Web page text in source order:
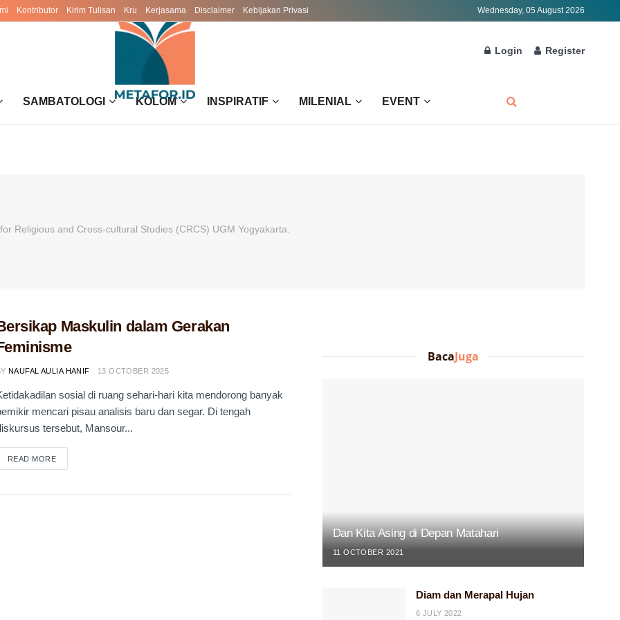
Kontributor Kirim Tulisan Kru Kerjasama Disclaimer Kebijakan Privasi Wednesday, 05 August 2026
Login Register
SAMBATOLOGI KOLOM INSPIRATIF MILENIAL EVENT
Religious and Cross-cultural Studies (CRCS) UGM Yogyakarta.
Maskulin dalam Gerakan
NAUFAL AULIA HANIF 13 OCTOBER 2025
sosial di ruang sehari-hari kita mendorong banyak
mencari pisau analisis baru dan segar. Di tengah
tersebut, Mansour...
READ MOREDETAILS
BacaJuga
Dan Kita Asing di Depan Matahari
11 OCTOBER 2021
Diam dan Merapal Hujan
6 JULY 2022